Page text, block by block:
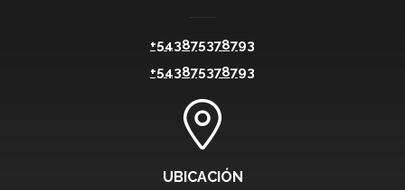
+543875378793
+543875378793
UBICACIÓN